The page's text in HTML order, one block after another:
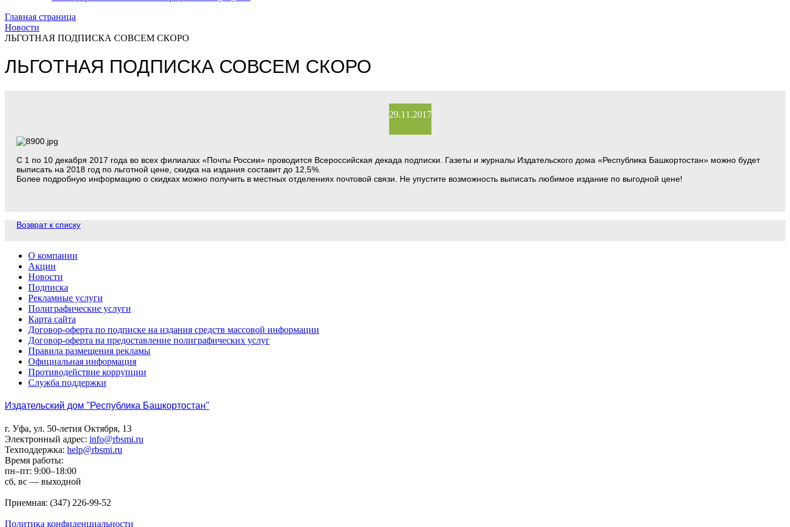
Главная страница
Новости
ЛЬГОТНАЯ ПОДПИСКА СОВСЕМ СКОРО
ЛЬГОТНАЯ ПОДПИСКА СОВСЕМ СКОРО
29.11.2017
С 1 по 10 декабря 2017 года во всех филиалах «Почты России» проводится Всероссийская декада подписки. Газеты и журналы Издательского дома «Республика Башкортостан» можно будет
выписать на 2018 год по льготной цене, скидка на издания составит до 12,5%.
Более подробную информацию о скидках можно получить в местных отделениях почтовой связи. Не упустите возможность выписать любимое издание по выгодной цене!
Возврат к списку
О компании
Акции
Новости
Подписка
Рекламные услуги
Полиграфические услуги
Карта сайта
Договор-оферта по подписке на издания средств массовой информации
Договор-оферта на предоставление полиграфических услуг
Правила размещения рекламы
Официальная информация
Противодействие коррупции
Cлужба поддержки
Издательский дом "Республика Башкортостан"
г. Уфа, ул. 50-летия Октября, 13
Электронный адрес: info@rbsmi.ru
Техподдержка: help@rbsmi.ru
Время работы:
пн–пт: 9:00–18:00
сб, вс — выходной
Приемная: (347) 226-99-52
Политика конфиденциальности